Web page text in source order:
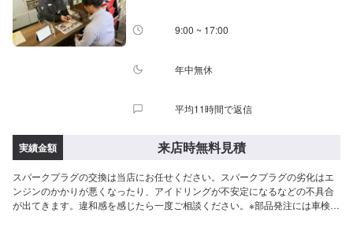
9:00 ~ 17:00
年中無休
平均11時間で返信
実績金額 来店時無料見積
スパークプラグの交換は当店にお任せください。スパークプラグの劣化はエ
ンジンのかかりが悪くなったり、アイドリングが不安定になるなどの不具合
が出てきます。違和感を感じたら一度ご相談ください。※部品発注には車検証